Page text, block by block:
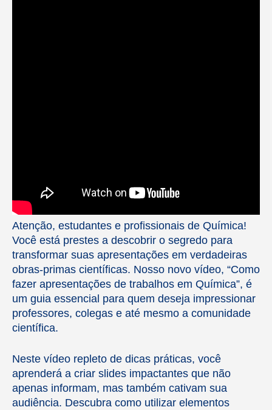
Atenção, estudantes e profissionais de Química!
Você está prestes a descobrir o segredo para
transformar suas apresentações em verdadeiras
obras-primas científicas. Nosso novo vídeo, “Como
fazer apresentações de trabalhos em Química”, é
um guia essencial para quem deseja impressionar
professores, colegas e até mesmo a comunidade
científica.
Neste vídeo repleto de dicas práticas, você
aprenderá a criar slides impactantes que não
apenas informam, mas também cativam sua
audiência. Descubra como utilizar elementos